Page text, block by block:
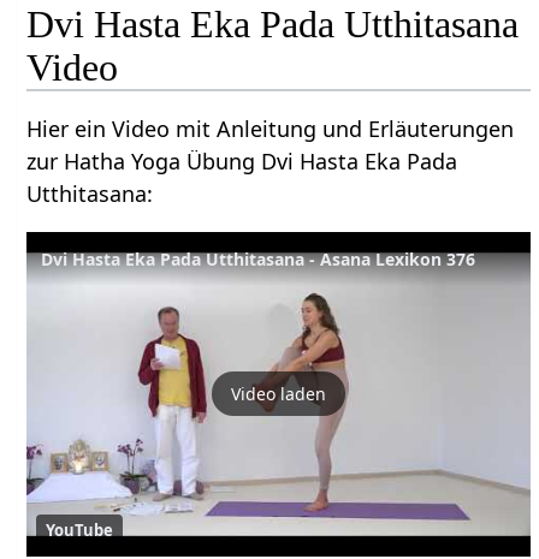
Dvi Hasta Eka Pada Utthitasana
Video
Hier ein Video mit Anleitung und Erläuterungen
zur Hatha Yoga Übung Dvi Hasta Eka Pada
Utthitasana:
Dvi Hasta Eka Pada Utthitasana - Asana Lexikon 376
Video laden
YouTube